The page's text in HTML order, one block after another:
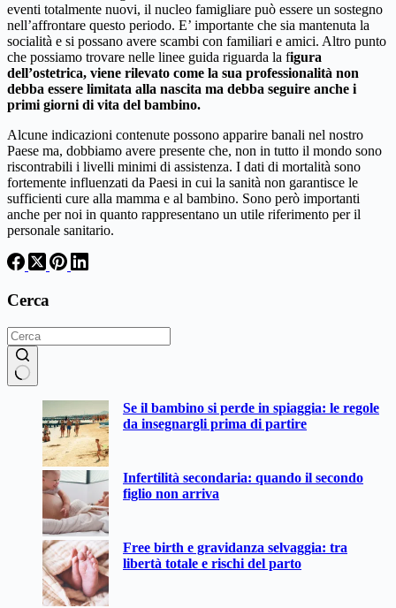
eventi totalmente nuovi, il nucleo famigliare può essere un sostegno
nell’affrontare questo periodo. E’ importante che sia mantenuta la
socialità e si possano avere scambi con familiari e amici. Altro punto
che possiamo trovare nelle linee guida riguarda la figura
dell’ostetrica, viene rilevato come la sua professionalità non
debba essere limitata alla nascita ma debba seguire anche i
primi giorni di vita del bambino.
Alcune indicazioni contenute possono apparire banali nel nostro
Paese ma, dobbiamo avere presente che, non in tutto il mondo sono
riscontrabili i livelli minimi di assistenza. I dati di mortalità sono
fortemente influenzati da Paesi in cui la sanità non garantisce le
sufficienti cure alla mamma e al bambino. Sono però importanti
anche per noi in quanto rappresentano un utile riferimento per il
personale sanitario.
Cerca
Se il bambino si perde in spiaggia: le regole
da insegnargli prima di partire
Infertilità secondaria: quando il secondo
figlio non arriva
Free birth e gravidanza selvaggia: tra
libertà totale e rischi del parto